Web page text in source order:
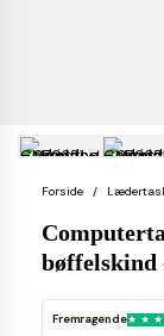
Forside
bøffelskind
Fremragende